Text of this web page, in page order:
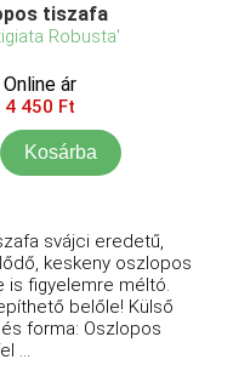
tiszafa
Robusta'
Online ár
4 450 Ft
Kosárba
svájci eredetű,
keskeny oszlopos
is figyelemre méltó.
belőle! Külső
forma: Oszlopos
...